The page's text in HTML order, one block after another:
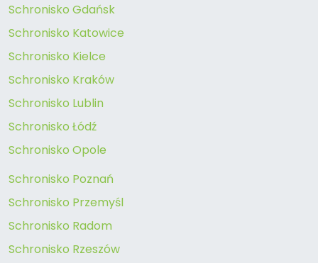
Schronisko Gdańsk
Schronisko Katowice
Schronisko Kielce
Schronisko Kraków
Schronisko Lublin
Schronisko Łódź
Schronisko Opole
Schronisko Poznań
Schronisko Przemyśl
Schronisko Radom
Schronisko Rzeszów